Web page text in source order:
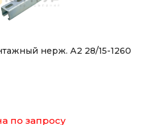
нерж. А2 28/15-1260
по запросу